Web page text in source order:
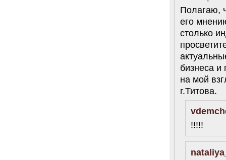
Полагаю,
его
столько
бизнеса
на мой
г.Титова.
!!!!!